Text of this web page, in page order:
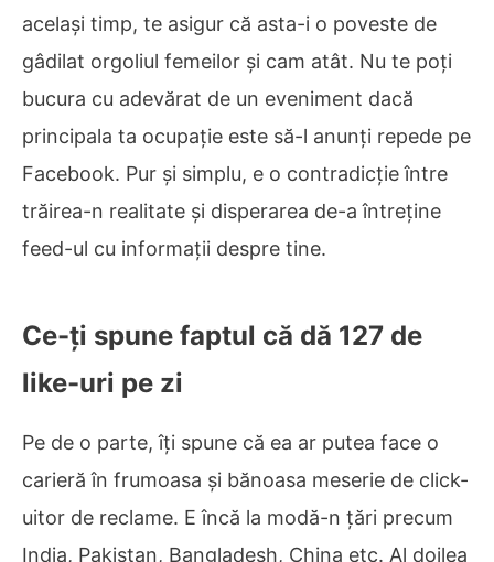
același timp, te asigur că asta-i o poveste de
gâdilat orgoliul femeilor și cam atât. Nu te poți
bucura cu adevărat de un eveniment dacă
principala ta ocupație este să-l anunți repede pe
Facebook. Pur și simplu, e o contradicție între
trăirea-n realitate și disperarea de-a întreține
feed-ul cu informații despre tine.
Ce-ți spune faptul că dă 127 de
like-uri pe zi
Pe de o parte, îți spune că ea ar putea face o
carieră în frumoasa și bănoasa meserie de click-
uitor de reclame. E încă la modă-n țări precum
India, Pakistan, Bangladesh, China etc. Al doilea